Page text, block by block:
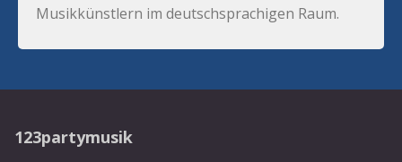
Musikkünstlern im deutschsprachigen Raum.
123partymusik